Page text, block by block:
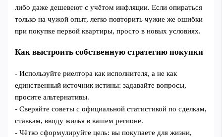
либо даже дешевеют с учётом инфляции. Если опираться
только на чужой опыт, легко повторить чужие же ошибки
при покупке первой квартиры, просто в новых условиях.
Как выстроить собственную стратегию покупки
- Используйте риелтора как исполнителя, а не как
единственный источник истины: задавайте вопросы,
просите альтернативы.
- Сверяйте советы с официальной статистикой по сделкам,
ставкам, вводу жилья в вашем регионе.
- Чётко сформулируйте цель: вы покупаете для жизни,